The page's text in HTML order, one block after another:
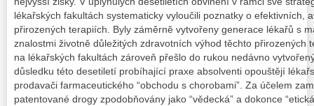
lékařských fakultách systematicky vyloučili poznatky o efektivních,
přirozených terapiích. Byly záměrně vytvořeny generace lékařů s
znalostmi životně důležitých zdravotních výhod těchto přirozených
na lékařských fakultách zároveň přešlo do rukou nedávno
důsledku této desetiletí probíhající praxe absolventi opouštějí
prodavači farmaceutického “obchodu s chorobami”. Za účelem
patentované drogy zpodobňovány jako “vědecká” a dokonce